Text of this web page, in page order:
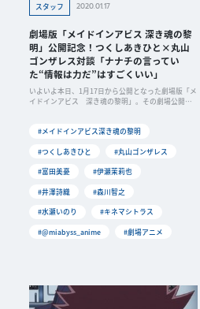
スタッフ 2020.01.17
劇場版「メイドインアビス 深き魂の黎
明」公開記念！つくしあきひと×丸山
ゴンザレス対談「ナナチの言ってい
た“情報は力だ”はすごくいい」
いよいよ本日、1月17日から公開となった劇場版「メ
イドインアビス 深き魂の黎明」。その劇場公開を
#メイドインアビス深き魂の黎明
#つくしあきひと
#丸山ゴンザレス
#富田美憂
#伊瀬茉莉也
#井澤詩織
#森川智之
#水瀬いのり
#キネマシトラス
#@miabyss_anime
#劇場アニメ